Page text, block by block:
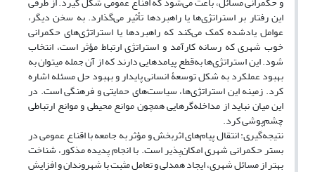
این رفتار بر استراتژی‌ها یا راهبردها تأثیر می‌گذارد. به سخن دیگر،
عوامل یادشده کمک می‌کند که راهبردها یا استراتژی‌های حکمرانی
خوب شهری که رسانه کارآمد و استراتژی ارتباط مؤثر است، انتخاب
شود. این استراتژی‌ها به‌قطع پیامدهایی دارند که از آن جمله می‏توان به
بهبود عملکرد به شکل توسعۀ انسانی پایدار و بهبود حل مسئله اشاره
کرد. زمینه این استراتژی‌ها، سیاست‌های حمایتی و فرهنگی است. در
این میان نباید از مداخله‌گرهایی همچون موانع محیطی و موانع ارتباطی
چشم‌پوشی کرد.
نتیجه‌گیری: انتقال پیام‌های اثربخش و مؤثر به جامعه با اقناع عمومی در
بستر حکمرانی شهری امکان‌پذیر است. با انجام پدیده مذکور، شناخت
بهتر از مسائل شهری، ایجاد همدلی و تعامل مثبت با شهروندان و افزایش